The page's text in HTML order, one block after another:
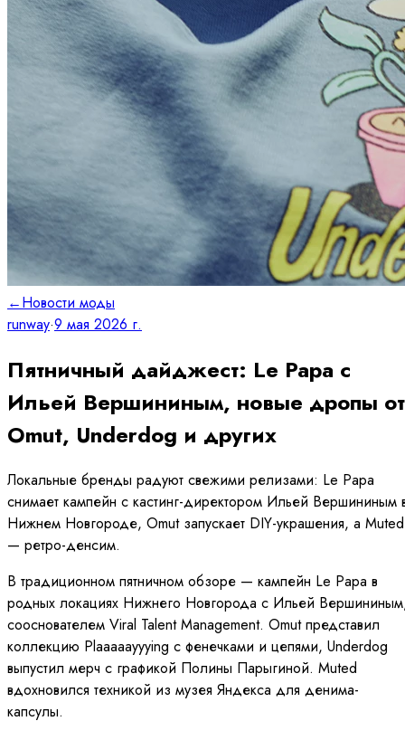
←Новости моды
runway·9 мая 2026 г.
Пятничный дайджест: Le Papa с
Ильей Вершининым, новые дропы от
Omut, Underdog и других
Локальные бренды радуют свежими релизами: Le Papa
снимает кампейн с кастинг-директором Ильей Вершининым
Нижнем Новгороде, Omut запускает DIY-украшения, а Muted
— ретро-денсим.
В традиционном пятничном обзоре — кампейн Le Papa в
родных локациях Нижнего Новгорода с Ильей
сооснователем Viral Talent Management. Omut представил
коллекцию Plaaaaayyying с фенечками и цепями, Underdog
выпустил мерч с графикой Полины Парыгиной. Muted
вдохновился техникой из музея Яндекса для денима-
капсулы.